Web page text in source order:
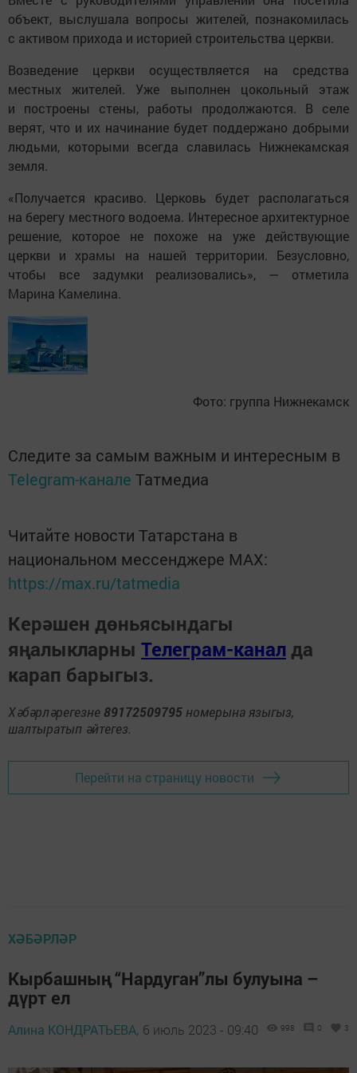
объект, выслушала вопросы жителей, познакомилась
с активом прихода и историей строительства церкви.
Возведение церкви осуществляется на средства
местных жителей. Уже выполнен цокольный этаж
и построены стены, работы продолжаются. В селе
верят, что и их начинание будет поддержано добрыми
людьми, которыми всегда славилась Нижнекамская
земля.
«Получается красиво. Церковь будет располагаться
на берегу местного водоема. Интересное архитектурное
решение, которое не похоже на уже действующие
церкви и храмы на нашей территории. Безусловно,
чтобы все задумки реализовались», — отметила
Марина Камелина.
Фото: группа Нижнекамск
Следите за самым важным и интересным в
Telegram-канале Татмедиа
Читайте новости Татарстана в
национальном мессенджере MАХ:
https://max.ru/tatmedia
Керәшен дөньясындагы
яңалыкларны Телеграм-канал да
карап барыгыз.
Хәбәрләрегезне 89172509795 номерына языгыз,
шалтыратып әйтегез.
Перейти на страницу новости
ХӘБӘРЛӘР
Кырбашның “Нардуган”лы булуына –
дүрт ел
Алина КОНДРАТЬЕВА, 6 июль 2023 - 09:40 998 0 3